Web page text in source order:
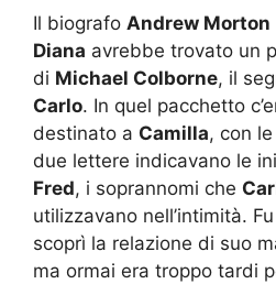
Il biografo Andrew Morton
Diana avrebbe trovato un
di Michael Colborne, il
Carlo. In quel pacchetto
destinato a Camilla, con
due lettere indicavano le
Fred, i soprannomi che
utilizzavano nell’intimità.
scoprì la relazione di suo
ma ormai era troppo tardi